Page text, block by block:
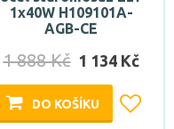
1x40W H109101A-
AGB-CE
1 888 Kč 1 134 Kč
DO KOŠÍKU